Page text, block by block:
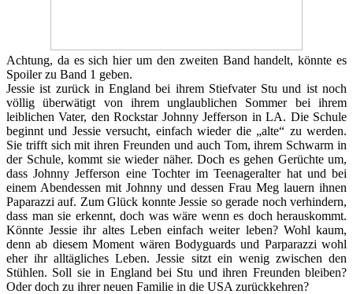
Achtung, da es sich hier um den zweiten Band handelt, könnte es
Spoiler zu Band 1 geben.
Jessie ist zurück in England bei ihrem Stiefvater Stu und ist noch
völlig überwätigt von ihrem unglaublichen Sommer bei ihrem
leiblichen Vater, den Rockstar Johnny Jefferson in LA. Die Schule
beginnt und Jessie versucht, einfach wieder die „alte“ zu werden.
Sie trifft sich mit ihren Freunden und auch Tom, ihrem Schwarm in
der Schule, kommt sie wieder näher. Doch es gehen Gerüchte um,
dass Johnny Jefferson eine Tochter im Teenageralter hat und bei
einem Abendessen mit Johnny und dessen Frau Meg lauern ihnen
Paparazzi auf. Zum Glück konnte Jessie so gerade noch verhindern,
dass man sie erkennt, doch was wäre wenn es doch herauskommt.
Könnte Jessie ihr altes Leben einfach weiter leben? Wohl kaum,
denn ab diesem Moment wären Bodyguards und Parparazzi wohl
eher ihr alltägliches Leben. Jessie sitzt ein wenig zwischen den
Stühlen. Soll sie in England bei Stu und ihren Freunden bleiben?
Oder doch zu ihrer neuen Familie in die USA zurückkehren?